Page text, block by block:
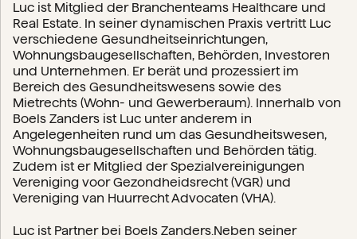
Luc ist Mitglied der Branchenteams Healthcare und
Real Estate. In seiner dynamischen Praxis vertritt Luc
verschiedene Gesundheitseinrichtungen,
Wohnungsbaugesellschaften, Behörden, Investoren
und Unternehmen. Er berät und prozessiert im
Bereich des Gesundheitswesens sowie des
Mietrechts (Wohn- und Gewerberaum). Innerhalb von
Boels Zanders ist Luc unter anderem in
Angelegenheiten rund um das Gesundheitswesen,
Wohnungsbaugesellschaften und Behörden tätig.
Zudem ist er Mitglied der Spezialvereinigungen
Vereniging voor Gezondheidsrecht (VGR) und
Vereniging van Huurrecht Advocaten (VHA).
Luc ist Partner bei Boels Zanders.Neben seiner